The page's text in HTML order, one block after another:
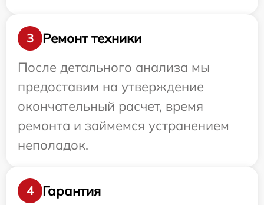
3
Ремонт техники
После детального анализа мы
предоставим на утверждение
окончательный расчет, время
ремонта и займемся устранением
неполадок.
4 Гарантия